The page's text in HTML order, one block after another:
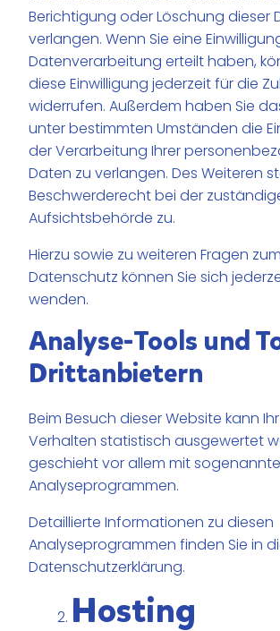
Berichtigung oder Löschung dieser
verlangen. Wenn Sie eine
Datenverarbeitung erteilt haben,
diese Einwilligung jederzeit für die
widerrufen. Außerdem haben Sie
unter bestimmten Umständen die
der Verarbeitung Ihrer
Daten zu verlangen. Des Weiteren
Beschwerderecht bei der
Aufsichtsbehörde zu.
Hierzu sowie zu weiteren Fragen
Datenschutz können Sie sich
wenden.
Analyse-Tools und
Dritt­anbietern
Beim Besuch dieser Website kann
Verhalten statistisch ausgewertet
geschieht vor allem mit
Analyseprogrammen.
Detaillierte Informationen zu diesen
Analyseprogrammen finden Sie in
Datenschutzerklärung.
Hosting